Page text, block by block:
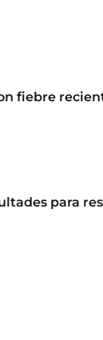
fiebre
para